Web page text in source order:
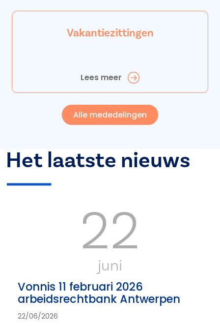
Vakantiezittingen
Lees meer
Alle mededelingen
Het laatste nieuws
22
juni
Vonnis 11 februari 2026
arbeidsrechtbank Antwerpen
22/06/2026